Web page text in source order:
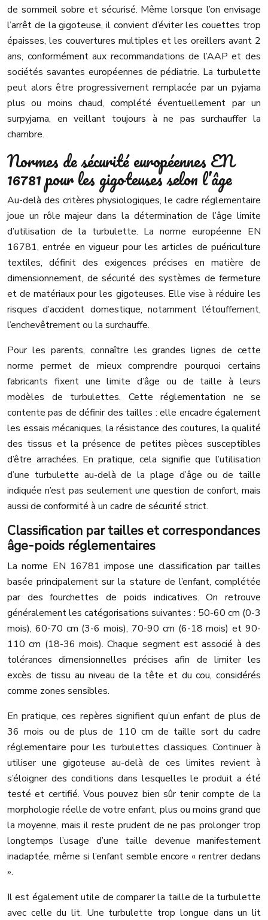
de sommeil sobre et sécurisé. Même lorsque l’on envisage
l’arrêt de la gigoteuse, il convient d’éviter les couettes trop
épaisses, les couvertures multiples et les oreillers avant 2
ans, conformément aux recommandations de l’AAP et des
sociétés savantes européennes de pédiatrie. La turbulette
peut alors être progressivement remplacée par un pyjama
plus ou moins chaud, complété éventuellement par un
surpyjama, en veillant toujours à ne pas surchauffer la
chambre.
Normes de sécurité européennes EN
16781 pour les gigoteuses selon l’âge
Au-delà des critères physiologiques, le cadre réglementaire
joue un rôle majeur dans la détermination de l’âge limite
d’utilisation de la turbulette. La norme européenne EN
16781, entrée en vigueur pour les articles de puériculture
textiles, définit des exigences précises en matière de
dimensionnement, de sécurité des systèmes de fermeture
et de matériaux pour les gigoteuses. Elle vise à réduire les
risques d’accident domestique, notamment l’étouffement,
l’enchevêtrement ou la surchauffe.
Pour les parents, connaître les grandes lignes de cette
norme permet de mieux comprendre pourquoi certains
fabricants fixent une limite d’âge ou de taille à leurs
modèles de turbulettes. Cette réglementation ne se
contente pas de définir des tailles : elle encadre également
les essais mécaniques, la résistance des coutures, la qualité
des tissus et la présence de petites pièces susceptibles
d’être arrachées. En pratique, cela signifie que l’utilisation
d’une turbulette au-delà de la plage d’âge ou de taille
indiquée n’est pas seulement une question de confort, mais
aussi de conformité à un cadre de sécurité strict.
Classification par tailles et correspondances
âge-poids réglementaires
La norme EN 16781 impose une classification par tailles
basée principalement sur la stature de l’enfant, complétée
par des fourchettes de poids indicatives. On retrouve
généralement les catégorisations suivantes : 50-60 cm (0-3
mois), 60-70 cm (3-6 mois), 70-90 cm (6-18 mois) et 90-
110 cm (18-36 mois). Chaque segment est associé à des
tolérances dimensionnelles précises afin de limiter les
excès de tissu au niveau de la tête et du cou, considérés
comme zones sensibles.
En pratique, ces repères signifient qu’un enfant de plus de
36 mois ou de plus de 110 cm de taille sort du cadre
réglementaire pour les turbulettes classiques. Continuer à
utiliser une gigoteuse au-delà de ces limites revient à
s’éloigner des conditions dans lesquelles le produit a été
testé et certifié. Vous pouvez bien sûr tenir compte de la
morphologie réelle de votre enfant, plus ou moins grand que
la moyenne, mais il reste prudent de ne pas prolonger trop
longtemps l’usage d’une taille devenue manifestement
inadaptée, même si l’enfant semble encore « rentrer dedans
».
Il est également utile de comparer la taille de la turbulette
avec celle du lit. Une turbulette trop longue dans un lit